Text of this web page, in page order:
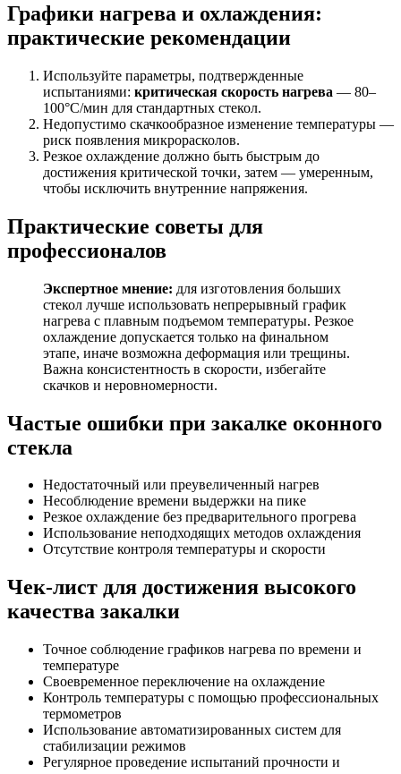
Графики нагрева и охлаждения:
практические рекомендации
Используйте параметры, подтвержденные
испытаниями: критическая скорость нагрева — 80–
100°C/мин для стандартных стекол.
Недопустимо скачкообразное изменение температуры —
риск появления микрорасколов.
Резкое охлаждение должно быть быстрым до
достижения критической точки, затем — умеренным,
чтобы исключить внутренние напряжения.
Практические советы для
профессионалов
Экспертное мнение: для изготовления больших
стекол лучше использовать непрерывный график
нагрева с плавным подъемом температуры. Резкое
охлаждение допускается только на финальном
этапе, иначе возможна деформация или трещины.
Важна консистентность в скорости, избегайте
скачков и неровномерности.
Частые ошибки при закалке оконного
стекла
Недостаточный или преувеличенный нагрев
Несоблюдение времени выдержки на пике
Резкое охлаждение без предварительного прогрева
Использование неподходящих методов охлаждения
Отсутствие контроля температуры и скорости
Чек-лист для достижения высокого
качества закалки
Точное соблюдение графиков нагрева по времени и
температуре
Своевременное переключение на охлаждение
Контроль температуры с помощью профессиональных
термометров
Использование автоматизированных систем для
стабилизации режимов
Регулярное проведение испытаний прочности и